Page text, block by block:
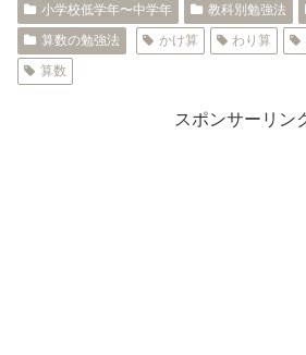
小学校低学年〜中学年 教科別勉強法
算数の勉強法
かけ算 わり算
算数
スポンサーリン